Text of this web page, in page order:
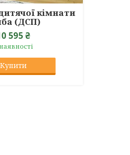
кімнати
(ДСП)
595 ₴
Купити